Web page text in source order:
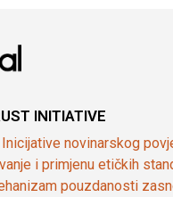
INITIATIVE
novinarskog
i primjenu etičkih
pouzdanosti